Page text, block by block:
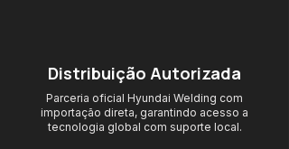
Distribuição Autorizada
Parceria oficial Hyundai Welding com
importação direta, garantindo acesso a
tecnologia global com suporte local.